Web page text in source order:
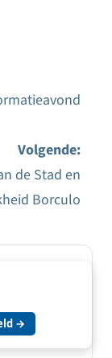
Volgende:
de Stad en
Borculo
→